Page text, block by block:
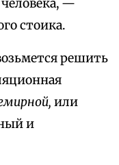
—
стоика.
решить
или
и